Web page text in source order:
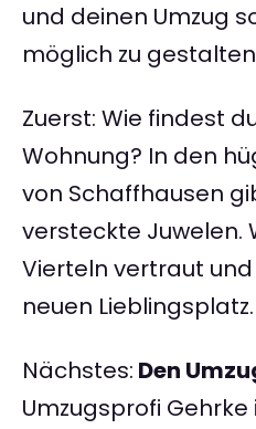
und deinen Umzug
möglich zu
Zuerst: Wie findest
Wohnung? In den
von Schaffhausen
versteckte Juwelen.
Vierteln vertraut
neuen Lieblingsplatz.
Nächstes: Den
Umzugsprofi Gehrke